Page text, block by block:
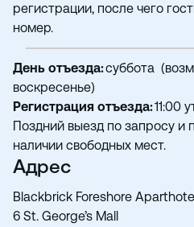
регистрации, после чего
номер.
День отъезда:суббота
воскресенье)
Регистрация отъезда:11:00
Поздний выезд по запросу и
наличии свободных мест.
Адрес
Blackbrick Foreshore
6 St. George’s Mall